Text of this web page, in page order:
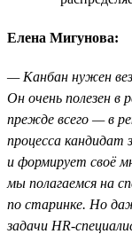
Елена Мигунова:
— Канбан нужен
Он очень полезен в
прежде всего — в
процесса кандидат
и формирует своё
мы полагаемся на
по старинке. Но
задачи HR-